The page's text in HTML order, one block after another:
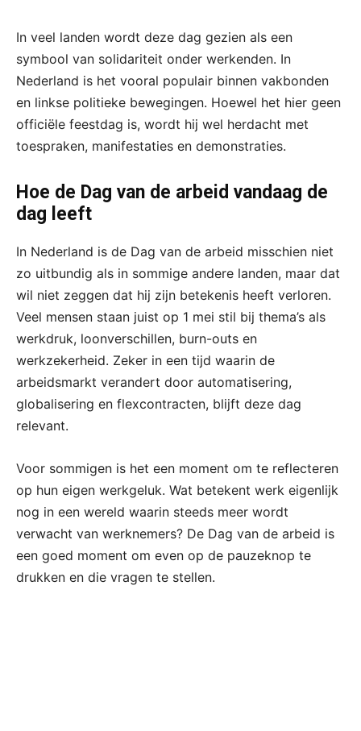
In veel landen wordt deze dag gezien als een
symbool van solidariteit onder werkenden. In
Nederland is het vooral populair binnen vakbonden
en linkse politieke bewegingen. Hoewel het hier geen
officiële feestdag is, wordt hij wel herdacht met
toespraken, manifestaties en demonstraties.
Hoe de Dag van de arbeid vandaag de
dag leeft
In Nederland is de Dag van de arbeid misschien niet
zo uitbundig als in sommige andere landen, maar dat
wil niet zeggen dat hij zijn betekenis heeft verloren.
Veel mensen staan juist op 1 mei stil bij thema’s als
werkdruk, loonverschillen, burn-outs en
werkzekerheid. Zeker in een tijd waarin de
arbeidsmarkt verandert door automatisering,
globalisering en flexcontracten, blijft deze dag
relevant.
Voor sommigen is het een moment om te reflecteren
op hun eigen werkgeluk. Wat betekent werk eigenlijk
nog in een wereld waarin steeds meer wordt
verwacht van werknemers? De Dag van de arbeid is
een goed moment om even op de pauzeknop te
drukken en die vragen te stellen.